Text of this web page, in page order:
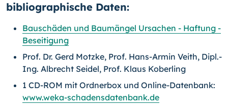
bibliographische Daten:
Bauschäden und Baumängel Ursachen - Haftung -
Beseitigung
Prof. Dr. Gerd Motzke, Prof. Hans-Armin Veith, Dipl.-
Ing. Albrecht Seidel, Prof. Klaus Koberling
1 CD-ROM mit Ordnerbox und Online-Datenbank:
www.weka-schadensdatenbank.de